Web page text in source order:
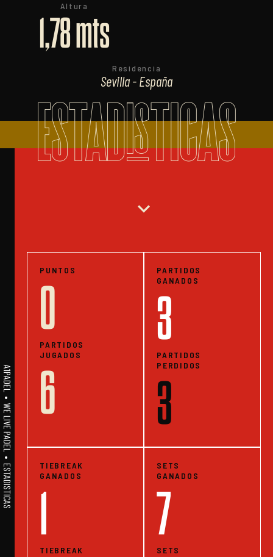
Altura
1,78 mts
Residencia
Sevilla - España
ESTADISTICAS
A1PADEL • WE LIVE PADEL • ESTADISTICAS
expand_more
PUNTOS
0
PARTIDOS
JUGADOS
6
PARTIDOS
GANADOS
3
PARTIDOS
PERDIDOS
3
TIEBREAK
GANADOS
1
TIEBREAK
SETS
GANADOS
7
SETS